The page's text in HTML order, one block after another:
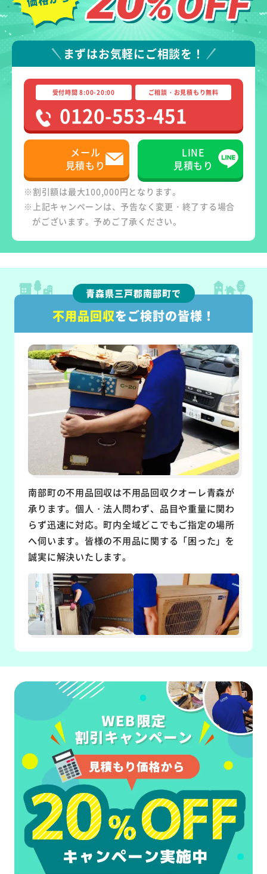
まずはお気軽にご相談を！
受付時間 8:00-20:00 ご相談・お見積もり無料
0120-553-451
メール
見積もり
LINE
見積もり
※割引額は最大100,000円となります。
※上記キャンペーンは、予告なく変更・終了する場合
がございます。予めご了承ください。
青森県三戸郡南部町で
不用品回収をご検討の皆様！
南部町の不用品回収は不用品回収クオーレ青森が
承ります。個人・法人問わず、品目や重量に関わ
らず迅速に対応。町内全域どこでもご指定の場所
へ伺います。皆様の不用品に関する「困った」を
誠実に解決いたします。